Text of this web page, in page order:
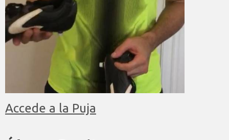
Accede a la Puja